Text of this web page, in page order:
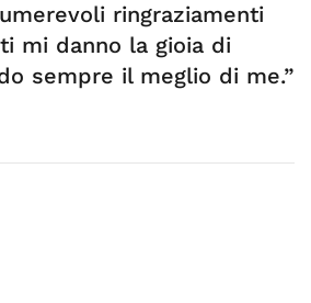
ringraziamenti
mi danno la gioia di
sempre il meglio di me.”